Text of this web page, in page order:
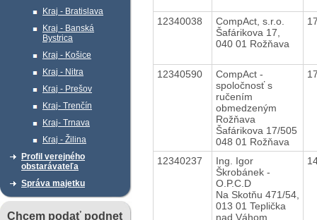
Kraj - Bratislava
Kraj - Banská
Bystrica
Kraj - Košice
Kraj - Nitra
Kraj - Prešov
Kraj- Trenčín
Kraj- Trnava
Kraj - Žilina
Profil verejného
obstarávateľa
Správa majetku
Chcem podať podnet
12340038
CompAct, s.r.o.
Šafárikova 17,
040 01 Rožňava
12340590
CompAct -
spoločnosť s
ručením
obmedzeným
Rožňava
Šafárikova 17/505
048 01 Rožňava
12340237
Ing. Igor
Škrobánek -
O.P.C.D
Na Skotňu 471/54,
013 01 Teplička
nad Váhom